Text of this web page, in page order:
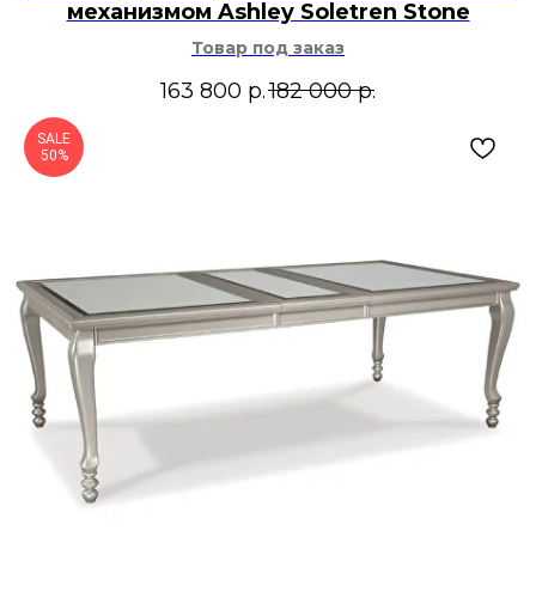
механизмом Ashley Soletren Stone
Товар под заказ
163 800 р.182 000 р.
SALE
50%